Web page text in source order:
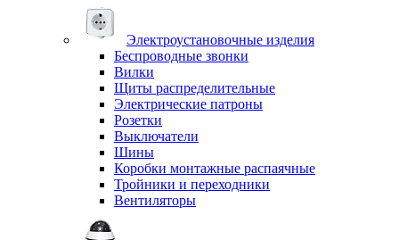
Электроустановочные изделия
Беспроводные звонки
Вилки
Щиты распределительные
Электрические патроны
Розетки
Выключатели
Шины
Коробки монтажные распаячные
Тройники и переходники
Вентиляторы